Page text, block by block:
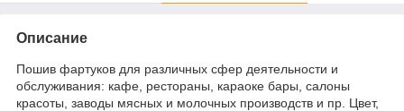
Описание
Пошив фартуков для различных сфер деятельности и
обслуживания: кафе, рестораны, караоке бары, салоны
красоты, заводы мясных и молочных производств и пр. Цвет,